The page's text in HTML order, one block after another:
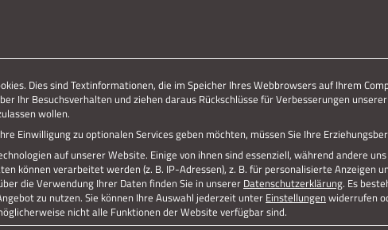
Dies sind Textinformationen, die im Speicher Ihres Webbrowsers auf Ihrem
Ihr Besuchsverhalten und ziehen daraus Rückschlüsse für Verbesserungen
wollen.
Einwilligung zu optionalen Services geben möchten, müssen Sie Ihre
auf unserer Website. Einige von ihnen sind essenziell, während andere
können verarbeitet werden (z. B. IP-Adressen), z. B. für personalisierte Anzeigen
die Verwendung Ihrer Daten finden Sie in unserer Datenschutzerklärung. Es
zu nutzen.Sie können Ihre Auswahl jederzeit unter Einstellungen widerrufen
nicht alle Funktionen der Website verfügbar sind.